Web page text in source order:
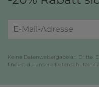
Keine Datenweitergabe an Dritte.
findest du unsere